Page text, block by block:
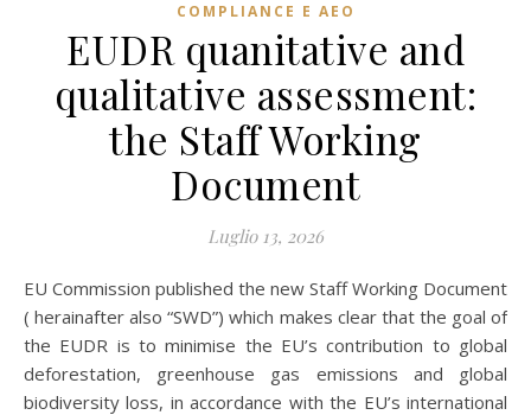
COMPLIANCE E AEO
EUDR quanitative and
qualitative assessment:
the Staff Working
Document
Luglio 13, 2026
EU Commission published the new Staff Working Document
( herainafter also “SWD”) which makes clear that the goal of
the EUDR is to minimise the EU’s contribution to global
deforestation, greenhouse gas emissions and global
biodiversity loss, in accordance with the EU’s international